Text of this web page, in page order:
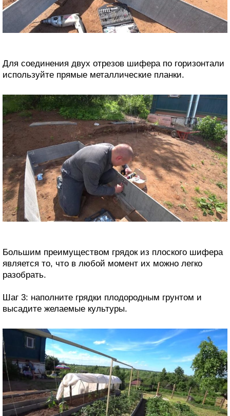
Для соединения двух отрезов шифера по горизонтали
используйте прямые металлические планки.
Большим преимуществом грядок из плоского шифера
является то, что в любой момент их можно легко
разобрать.
Шаг 3: наполните грядки плодородным грунтом и
высадите желаемые культуры.